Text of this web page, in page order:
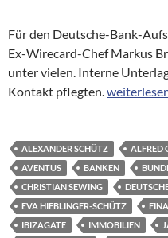
Für den Deutsche-Bank-
Ex-Wirecard-Chef Markus
unter vielen. Interne
Kontakt pflegten.Was ein
ALEXANDER SCHÜTZ ALFRED
AVENTUS
BANKEN
CHRISTIAN SEWING
EVA HIEBLINGER-SCHÜTZ
IBIZAGATE
IMMOBILIEN